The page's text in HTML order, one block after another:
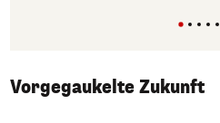
Vorgegaukelte Zukunft